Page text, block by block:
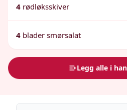
4 rødløksskiver
4 blader smørsalat
Legg alle i